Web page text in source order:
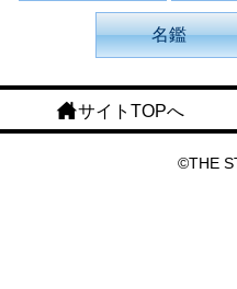
名鑑
サイトTOPへ
©THE